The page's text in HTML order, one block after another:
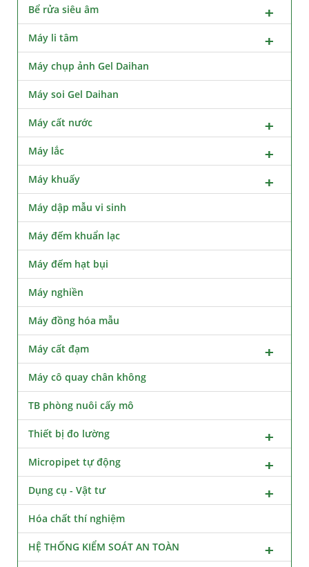
Bể rửa siêu âm
Máy li tâm
Máy chụp ảnh Gel Daihan
Máy soi Gel Daihan
Máy cất nước
Máy lắc
Máy khuấy
Máy dập mẫu vi sinh
Máy đếm khuẩn lạc
Máy đếm hạt bụi
Máy nghiền
Máy đồng hóa mẫu
Máy cất đạm
Máy cô quay chân không
TB phòng nuôi cấy mô
Thiết bị đo lường
Micropipet tự động
Dụng cụ - Vật tư
Hóa chất thí nghiệm
HỆ THỐNG KIỂM SOÁT AN TOÀN